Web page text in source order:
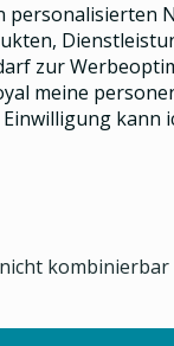
personalisierten
zur
meine